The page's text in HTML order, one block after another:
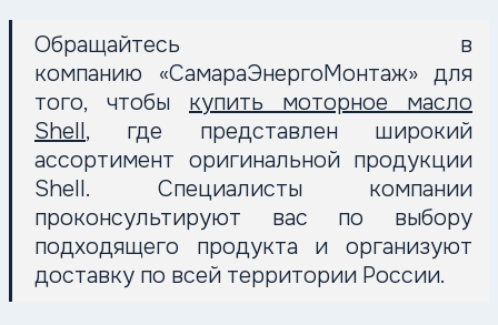
Обращайтесь в
компанию «СамараЭнергоМонтаж»для
того, чтобы купить моторное масло
Shell, где представлен широкий
ассортимент оригинальной продукции
Shell. Специалисты компании
проконсультируют вас по выбору
подходящего продукта и организуют
доставку по всей территории России.